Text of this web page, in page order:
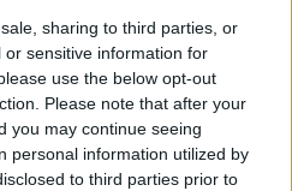
sharing to third parties, or
sensitive information for
use the below opt-out
Please note that after your
you may continue seeing
personal information utilized by
to third parties prior to
. J’ai toujour étais
et angoisse En avril
arrêt maladie par
découverte t...lire la suite